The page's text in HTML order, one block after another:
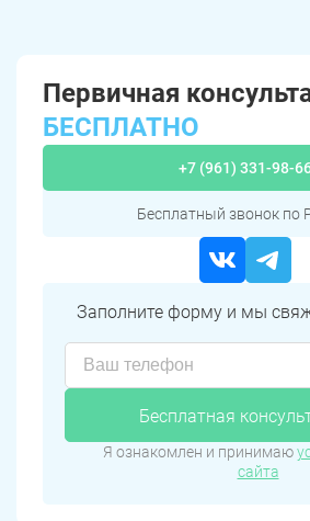
Первичная
БЕСПЛАТНО
+7 (961) 331-98-
Бесплатный звонок по
Заполните форму и мы
Бесплатная
Я ознакомлен и принимаю
сайта